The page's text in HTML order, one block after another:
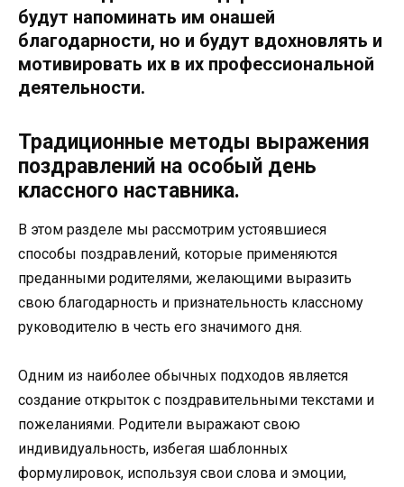
будут напоминать им онашей
благодарности, но и будут вдохновлять и
мотивировать их в их профессиональной
деятельности.
Традиционные методы выражения
поздравлений на особый день
классного наставника.
В этом разделе мы рассмотрим устоявшиеся
способы поздравлений, которые применяются
преданными родителями, желающими выразить
свою благодарность и признательность классному
руководителю в честь его значимого дня.
Одним из наиболее обычных подходов является
создание открыток с поздравительными текстами и
пожеланиями. Родители выражают свою
индивидуальность, избегая шаблонных
формулировок, используя свои слова и эмоции,